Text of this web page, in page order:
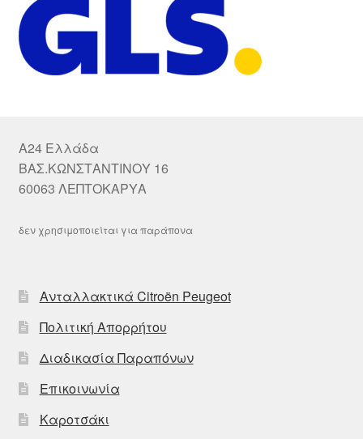
A24 Ελλάδα
ΒΑΣ.ΚΩΝΣΤΑΝΤΙΝΟΥ 16
60063 ΛΕΠΤΟΚΑΡΥΑ
δεν χρησιμοποιείται για παράπονα
Ανταλλακτικά Citroën Peugeot
Πολιτική Απορρήτου
Διαδικασία Παραπόνων
Επικοινωνία
Καροτσάκι